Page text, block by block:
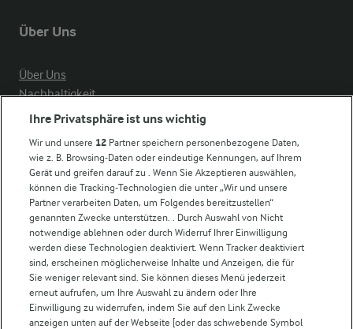
Über Uns
Über Uns
Nachhaltigkeit
Compliance
Arla in anderen Ländern
Weitere Arla Websites
Castello
Lurpak
Arla Pro
Für unsere Landwirt:innen
Ihre Privatsphäre ist uns wichtig
Wir und unsere 12 Partner speichern personenbezogene Daten,
wie z. B. Browsing-Daten oder eindeutige Kennungen, auf Ihrem
Gerät und greifen darauf zu . Wenn Sie Akzeptieren auswählen,
können die Tracking-Technologien die unter „Wir und unsere
Partner verarbeiten Daten, um Folgendes bereitzustellen“
genannten Zwecke unterstützen. . Durch Auswahl von Nicht
notwendige ablehnen oder durch Widerruf Ihrer Einwilligung
werden diese Technologien deaktiviert. Wenn Tracker deaktiviert
sind, erscheinen möglicherweise Inhalte und Anzeigen, die für
Sie weniger relevant sind. Sie können dieses Menü jederzeit
erneut aufrufen, um Ihre Auswahl zu ändern oder Ihre
Einwilligung zu widerrufen, indem Sie auf den Link Zwecke
anzeigen unten auf der Webseite [oder das schwebende Symbol